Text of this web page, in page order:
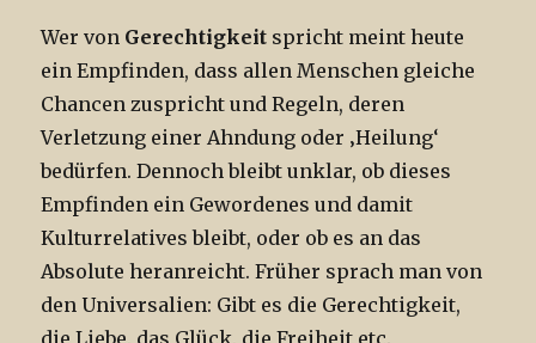
Wer von Gerechtigkeit spricht meint heute
ein Empfinden, dass allen Menschen gleiche
Chancen zuspricht und Regeln, deren
Verletzung einer Ahndung oder ‚Heilung‘
bedürfen. Dennoch bleibt unklar, ob dieses
Empfinden ein Gewordenes und damit
Kulturrelatives bleibt, oder ob es an das
Absolute heranreicht. Früher sprach man von
den Universalien: Gibt es die Gerechtigkeit,